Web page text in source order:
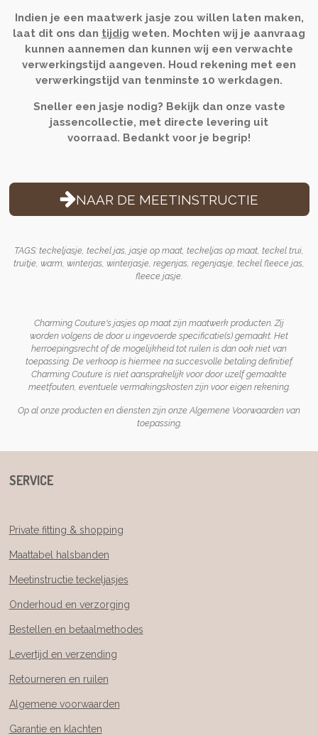
Indien je een maatwerk jasje zou willen laten maken,
laat dit ons dan tijdig weten. Mochten wij je aanvraag
kunnen aannemen dan kunnen wij een verwachte
verwerkingstijd aangeven. Houd rekening met een
verwerkingstijd van tenminste 10 werkdagen.
Sneller een jasje nodig? Bekijk dan onze vaste
jassencollectie, met directe levering uit
voorraad. Bedankt voor je begrip!
NAAR DE MEETINSTRUCTIE
TAGS: teckeljasje, teckel jas, jasje op maat, teckeljas op maat, teckel trui,
truitje, warm, winterjas, winterjasje, regenjas, regenjasje, teckel fleece jas,
fleece jasje.
Charming Couture's jasjes op maat zijn maatwerk producten. Zij
worden volgens de door u ingevoerde specificatie(s) gemaakt. Het
herroepingsrecht of de mogelijkheid tot ruilen is dan ook niet van
toepassing. De verkoop is hiermee na succesvolle betaling definitief.
Charming Couture is niet aansprakelijk voor door uzelf gemaakte
meetfouten, eventuele vermakingskosten zijn voor eigen rekening.
Op al onze producten en diensten zijn onze Algemene Voorwaarden van
toepassing.
SERVICE
Private fitting & shopping
Maattabel halsbanden
Meetinstructie teckeljasjes
Onderhoud en verzorging
Bestellen en betaalmethodes
Levertijd en verzending
Retourneren en ruilen
Algemene voorwaarden
Garantie en klachten